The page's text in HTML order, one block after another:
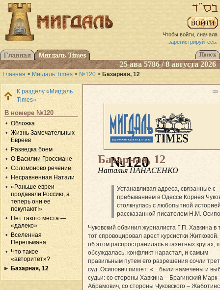
Чтобы войти, сначала
зарегистрируйтесь.
25 ава 5786 / 8 августа 2026
Главная > Мигдаль Times > №120 > Базарная, 12
К разделу «Мигдаль
Times»
В номере №120
Обложка
Жизнь Замечательных
Евреев
Разведка боем
О Василии Гроссмане
Соломоново речение
Несравненная Натали
«Раньше евреи
продавали Россию, а
теперь они ее
покупают!»
Нет такого места —
«далеко»
Вселенная
Перельмана
Что такое
«авторитет»?
Базарная, 12
№120
Базарная, 12
Наталья ПАНАСЕНКО
Устанавливая адреса, связанные с
пребыванием в Одессе Корнея
столкнулась с любопытной
рассказанной писателем Н.М.
Чуковский обвинил журналиста Г.П. Хавкина в
тот спровоцировал арест курсистки Житковой.
об этом распространилась в газетных кругах,
обсуждалась, конфликт нарастал, и самым
правильным путем его разрешения сочли
суд. Осипович пишет: «…были намечены и
судьи: со стороны Хавкина – Брагинский Марк
Абрамович, со стороны Чуковского –